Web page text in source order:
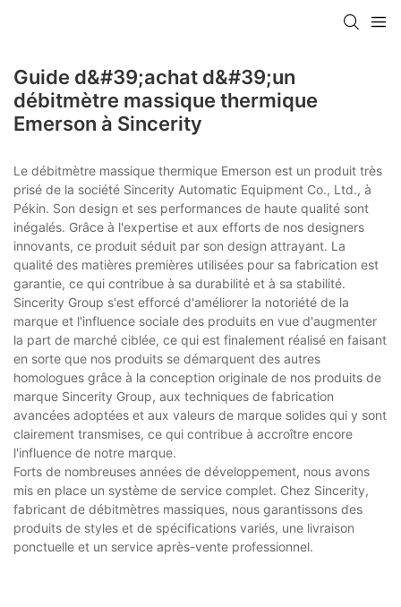
Guide d&#39;achat d&#39;un
débitmètre massique thermique
Emerson à Sincerity
Le débitmètre massique thermique Emerson est un produit très
prisé de la société Sincerity Automatic Equipment Co., Ltd., à
Pékin. Son design et ses performances de haute qualité sont
inégalés. Grâce à l'expertise et aux efforts de nos designers
innovants, ce produit séduit par son design attrayant. La
qualité des matières premières utilisées pour sa fabrication est
garantie, ce qui contribue à sa durabilité et à sa stabilité.
Sincerity Group s'est efforcé d'améliorer la notoriété de la
marque et l'influence sociale des produits en vue d'augmenter
la part de marché ciblée, ce qui est finalement réalisé en faisant
en sorte que nos produits se démarquent des autres
homologues grâce à la conception originale de nos produits de
marque Sincerity Group, aux techniques de fabrication
avancées adoptées et aux valeurs de marque solides qui y sont
clairement transmises, ce qui contribue à accroître encore
l'influence de notre marque.
Forts de nombreuses années de développement, nous avons
mis en place un système de service complet. Chez Sincerity,
fabricant de débitmètres massiques, nous garantissons des
produits de styles et de spécifications variés, une livraison
ponctuelle et un service après-vente professionnel.